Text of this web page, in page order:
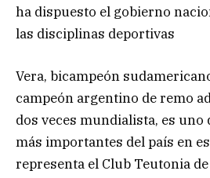
ha dispuesto el gobierno
las disciplinas deportivas
Vera, bicampeón
campeón argentino de remo
dos veces mundialista, es uno
más importantes del país en
representa el Club Teutonia